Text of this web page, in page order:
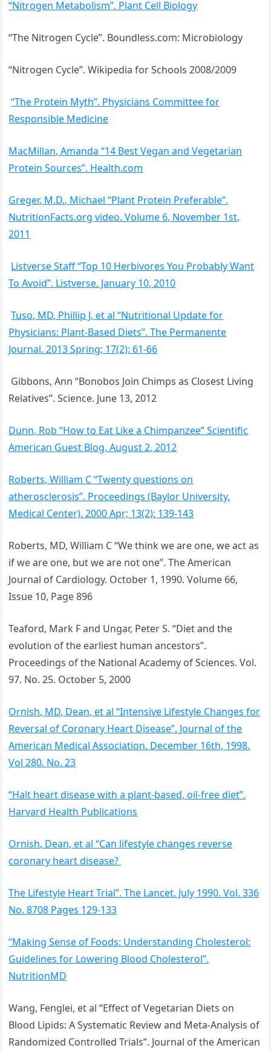
“Nitrogen Metabolism”. Plant Cell Biology
“The Nitrogen Cycle”. Boundless.com: Microbiology
“Nitrogen Cycle”. Wikipedia for Schools 2008/2009
“The Protein Myth”. Physicians Committee for
Responsible Medicine
MacMillan, Amanda “14 Best Vegan and Vegetarian
Protein Sources”. Health.com
Greger, M.D., Michael “Plant Protein Preferable”.
NutritionFacts.org video. Volume 6, November 1st,
2011
Listverse Staff “Top 10 Herbivores You Probably Want
To Avoid”. Listverse. January 10, 2010
Tuso, MD, Phillip J, et al “Nutritional Update for
Physicians: Plant-Based Diets”. The Permanente
Journal. 2013 Spring; 17(2): 61-66
Gibbons, Ann “Bonobos Join Chimps as Closest Living
Relatives”. Science. June 13, 2012
Dunn, Rob “How to Eat Like a Chimpanzee” Scientific
American Guest Blog. August 2, 2012
Roberts, William C “Twenty questions on
atherosclerosis”. Proceedings (Baylor University.
Medical Center). 2000 Apr; 13(2): 139-143
Roberts, MD, William C “We think we are one, we act as
if we are one, but we are not one”. The American
Journal of Cardiology. October 1, 1990. Volume 66,
Issue 10, Page 896
Teaford, Mark F and Ungar, Peter S. “Diet and the
evolution of the earliest human ancestors”.
Proceedings of the National Academy of Sciences. Vol.
97. No. 25. October 5, 2000
Ornish, MD, Dean, et al “Intensive Lifestyle Changes for
Reversal of Coronary Heart Disease”. Journal of the
American Medical Association. December 16th, 1998.
Vol 280. No. 23
“Halt heart disease with a plant-based, oil-free diet”.
Harvard Health Publications
Ornish, Dean, et al “Can lifestyle changes reverse
coronary heart disease?
The Lifestyle Heart Trial”. The Lancet. July 1990. Vol. 336
No. 8708 Pages 129-133
“Making Sense of Foods: Understanding Cholesterol:
Guidelines for Lowering Blood Cholesterol”.
NutritionMD
Wang, Fenglei, et al “Effect of Vegetarian Diets on
Blood Lipids: A Systematic Review and Meta-Analysis of
Randomized Controlled Trials”. Journal of the American